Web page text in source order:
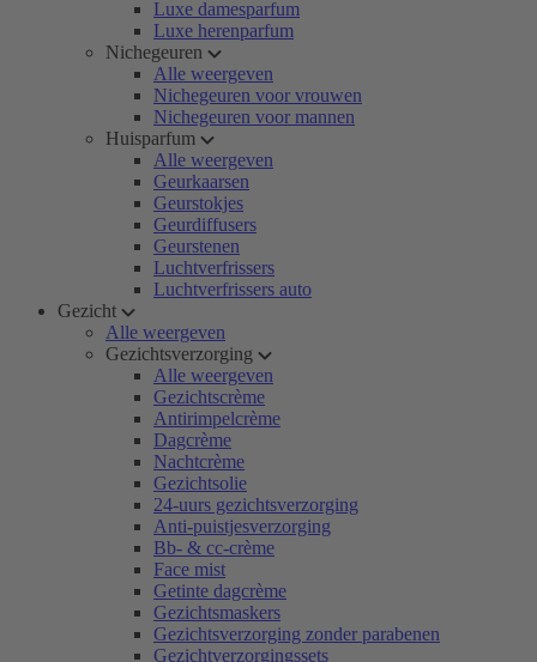
Luxe damesparfum
Luxe herenparfum
Nichegeuren
Alle weergeven
Nichegeuren voor vrouwen
Nichegeuren voor mannen
Huisparfum
Alle weergeven
Geurkaarsen
Geurstokjes
Geurdiffusers
Geurstenen
Luchtverfrissers
Luchtverfrissers auto
Gezicht
Alle weergeven
Gezichtsverzorging
Alle weergeven
Gezichtscrème
Antirimpelcrème
Dagcrème
Nachtcrème
Gezichtsolie
24-uurs gezichtsverzorging
Anti-puistjesverzorging
Bb- & cc-crème
Face mist
Getinte dagcrème
Gezichtsmaskers
Gezichtsverzorging zonder parabenen
Gezichtverzorgingssets